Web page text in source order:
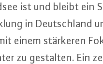
ist und bleibt ein
in Deutsch­land
einem stärkeren
zu gestalten. Ein